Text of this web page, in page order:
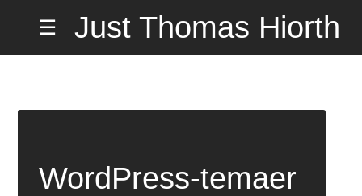
☰
Just Thomas Hiorth
WordPress-temaer